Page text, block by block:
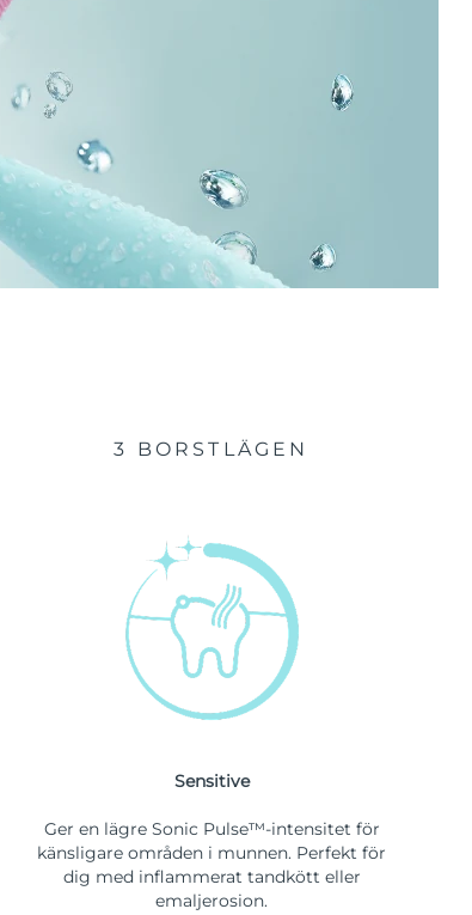
3 BORSTLÄGEN
Sensitive
Ger en lägre Sonic Pulse™-intensitet för
känsligare områden i munnen. Perfekt för
dig med inflammerat tandkött eller
emaljerosion.